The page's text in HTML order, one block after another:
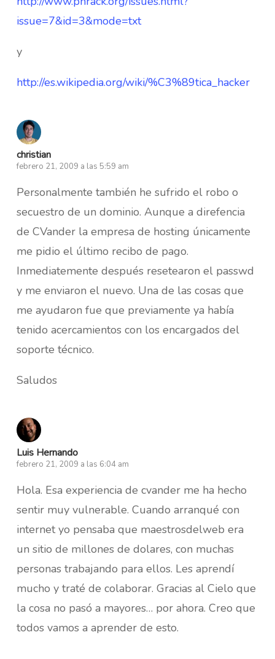
issue=7&id=3&mode=txt
y
http://es.wikipedia.org/wiki/%C3%89tica_hacker
christian
febrero 21, 2009 a las 5:59 am
Personalmente también he sufrido el robo o
secuestro de un dominio. Aunque a direfencia
de CVander la empresa de hosting únicamente
me pidio el último recibo de pago.
Inmediatemente después resetearon el passwd
y me enviaron el nuevo. Una de las cosas que
me ayudaron fue que previamente ya había
tenido acercamientos con los encargados del
soporte técnico.
Saludos
Luis Hernando
febrero 21, 2009 a las 6:04 am
Hola. Esa experiencia de cvander me ha hecho
sentir muy vulnerable. Cuando arranqué con
internet yo pensaba que maestrosdelweb era
un sitio de millones de dolares, con muchas
personas trabajando para ellos. Les aprendí
mucho y traté de colaborar. Gracias al Cielo que
la cosa no pasó a mayores… por ahora. Creo que
todos vamos a aprender de esto.